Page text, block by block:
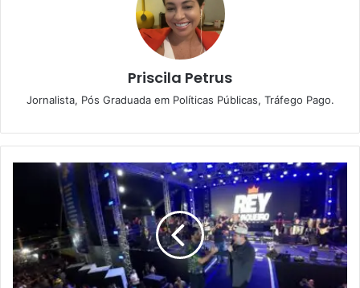
Priscila Petrus
Jornalista, Pós Graduada em Políticas Públicas, Tráfego Pago.
a
q